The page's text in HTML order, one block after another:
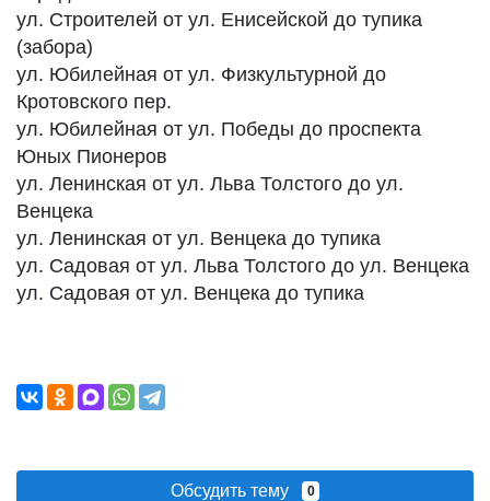
ул. Строителей от ул. Енисейской до тупика
(забора)
ул. Юбилейная от ул. Физкультурной до
Кротовского пер.
ул. Юбилейная от ул. Победы до проспекта
Юных Пионеров
ул. Ленинская от ул. Льва Толстого до ул.
Венцека
ул. Ленинская от ул. Венцека до тупика
ул. Садовая от ул. Льва Толстого до ул. Венцека
ул. Садовая от ул. Венцека до тупика
Обсудить тему 0